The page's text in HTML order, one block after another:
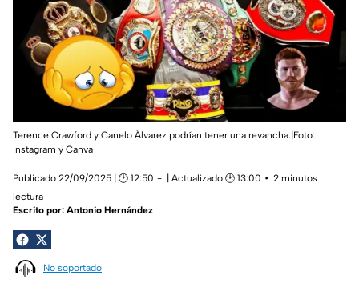
Terence Crawford y Canelo Álvarez podrían tener una revancha.|Foto:
Instagram y Canva
Publicado 22/09/2025 | 🕑 12:50 | Actualizado 🕑 13:00
2 minutos
lectura
Escrito por: Antonio Hernández
No soportado